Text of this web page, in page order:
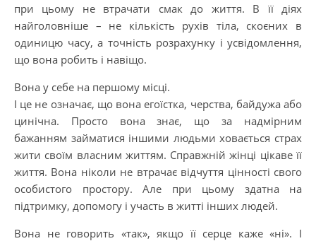
при цьому не втрачати смак до життя. В її діях
найголовніше – не кількість рухів тіла, скоєних в
одиницю часу, а точність розрахунку і усвідомлення,
що вона робить і навіщо.
Вона у себе на першому місці.
І це не означає, що вона егоїстка, черства, байдужа або
цинічна. Просто вона знає, що за надмірним
бажанням займатися іншими людьми ховається страх
жити своїм власним життям. Справжній жінці цікаве її
життя. Вона ніколи не втрачає відчуття цінності свого
особистого простору. Але при цьому здатна на
підтримку, допомогу і участь в житті інших людей.
Вона не говорить «так», якщо її серце каже «ні». І